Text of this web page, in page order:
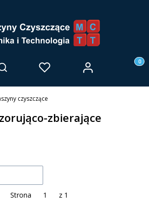
Otwórz wyszukiwarkę
Szukaj Ulubione Zaloguj się
czyszczące
zbierające
Strona z 1